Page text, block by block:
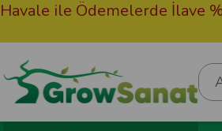
Ödemelerde İlave %3 indirim